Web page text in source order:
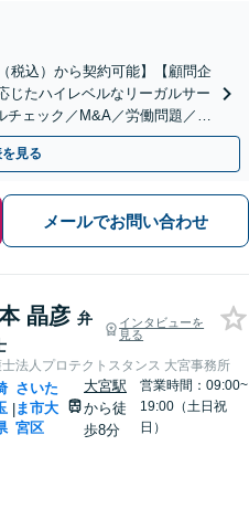
税込）から契約可能】【顧問企
じたハイレベルなリーガルサー
チェック／M&A／労働問題／知
携可能】
見る
メールでお問い合わせ
晶彦 弁
インタビューを
見る
法人プロテクトスタンス 大宮事務所
|
さいた
ま市大
宮区
大宮駅
から徒
歩8分
営業時間：09:00~
19:00（土日祝
日）